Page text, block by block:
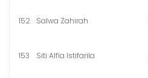
152
Salwa Zahirah
153
Siti Alfia Istifarila